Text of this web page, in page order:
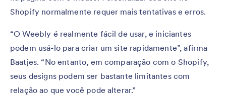
Shopify normalmente requer mais tentativas e erros.
“O Weebly é realmente fácil de usar, e iniciantes
podem usá-lo para criar um site rapidamente”, afirma
Baatjes. “No entanto, em comparação com o Shopify,
seus designs podem ser bastante limitantes com
relação ao que você pode alterar.”